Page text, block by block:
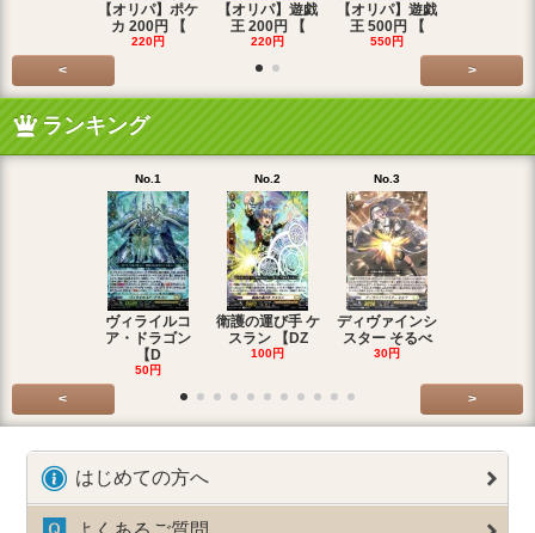
【オリパ】ポケ
カ 200円 【
220円
【オリパ】遊戯
王 200円 【
220円
【オリパ】遊戯
王 500円 【
550円
< >
ランキング
No.1
ヴィライルコ
ア・ドラゴン
【D
50円
No.2
衛護の運び手 ケ
スラン 【DZ
100円
No.3
ディヴァインシ
スター そるべ
30円
< >
はじめての方へ